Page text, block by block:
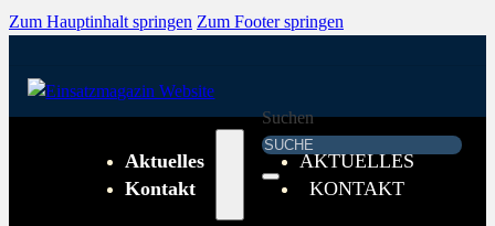
Zum Hauptinhalt springen Zum Footer springen
Suchen
Aktuelles
Kontakt
AKTUELLES
KONTAKT